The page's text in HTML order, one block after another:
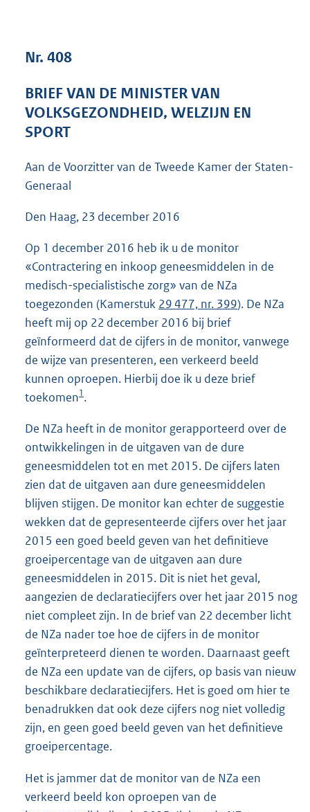
e
:
b
Nr. 408
BRIEF VAN DE MINISTER VAN
VOLKSGEZONDHEID, WELZIJN EN
SPORT
Aan de Voorzitter van de Tweede Kamer der Staten-
Generaal
Den Haag, 23 december 2016
Op 1 december 2016 heb ik u de monitor
«Contractering en inkoop geneesmiddelen in de
medisch-specialistische zorg» van de NZa
toegezonden (Kamerstuk 29 477, nr. 399). De NZa
heeft mij op 22 december 2016 bij brief
geïnformeerd dat de cijfers in de monitor, vanwege
de wijze van presenteren, een verkeerd beeld
kunnen oproepen. Hierbij doe ik u deze brief
toekomen1.
De NZa heeft in de monitor gerapporteerd over de
ontwikkelingen in de uitgaven van de dure
geneesmiddelen tot en met 2015. De cijfers laten
zien dat de uitgaven aan dure geneesmiddelen
blijven stijgen. De monitor kan echter de suggestie
wekken dat de gepresenteerde cijfers over het jaar
2015 een goed beeld geven van het definitieve
groeipercentage van de uitgaven aan dure
geneesmiddelen in 2015. Dit is niet het geval,
aangezien de declaratiecijfers over het jaar 2015 nog
niet compleet zijn. In de brief van 22 december licht
de NZa nader toe hoe de cijfers in de monitor
geïnterpreteerd dienen te worden. Daarnaast geeft
de NZa een update van de cijfers, op basis van nieuw
beschikbare declaratiecijfers. Het is goed om hier te
benadrukken dat ook deze cijfers nog niet volledig
zijn, en geen goed beeld geven van het definitieve
groeipercentage.
Het is jammer dat de monitor van de NZa een
verkeerd beeld kon oproepen van de